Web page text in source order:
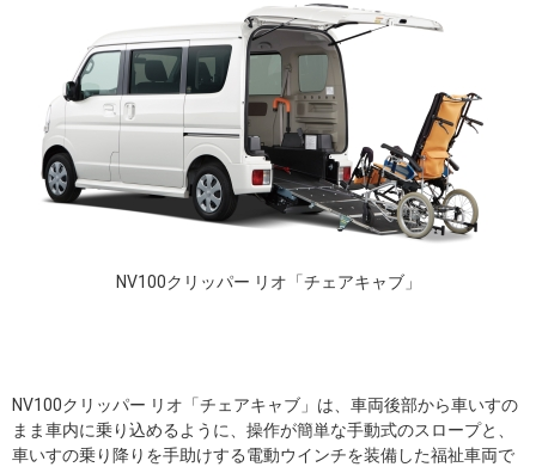
NV100クリッパー リオ「チェアキャブ」
NV100クリッパー リオ「チェアキャブ」は、車両後部から車いすの
まま車内に乗り込めるように、操作が簡単な手動式のスロープと、
車いすの乗り降りを手助けする電動ウインチを装備した福祉車両で